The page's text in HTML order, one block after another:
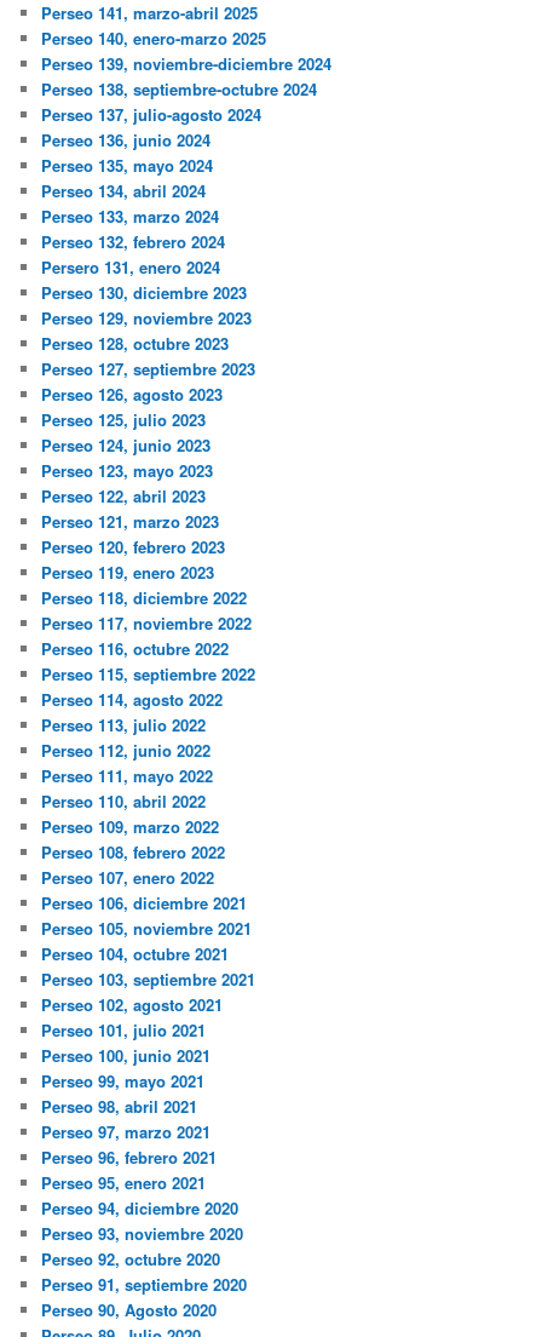
Perseo 141, marzo-abril 2025
Perseo 140, enero-marzo 2025
Perseo 139, noviembre-diciembre 2024
Perseo 138, septiembre-octubre 2024
Perseo 137, julio-agosto 2024
Perseo 136, junio 2024
Perseo 135, mayo 2024
Perseo 134, abril 2024
Perseo 133, marzo 2024
Perseo 132, febrero 2024
Persero 131, enero 2024
Perseo 130, diciembre 2023
Perseo 129, noviembre 2023
Perseo 128, octubre 2023
Perseo 127, septiembre 2023
Perseo 126, agosto 2023
Perseo 125, julio 2023
Perseo 124, junio 2023
Perseo 123, mayo 2023
Perseo 122, abril 2023
Perseo 121, marzo 2023
Perseo 120, febrero 2023
Perseo 119, enero 2023
Perseo 118, diciembre 2022
Perseo 117, noviembre 2022
Perseo 116, octubre 2022
Perseo 115, septiembre 2022
Perseo 114, agosto 2022
Perseo 113, julio 2022
Perseo 112, junio 2022
Perseo 111, mayo 2022
Perseo 110, abril 2022
Perseo 109, marzo 2022
Perseo 108, febrero 2022
Perseo 107, enero 2022
Perseo 106, diciembre 2021
Perseo 105, noviembre 2021
Perseo 104, octubre 2021
Perseo 103, septiembre 2021
Perseo 102, agosto 2021
Perseo 101, julio 2021
Perseo 100, junio 2021
Perseo 99, mayo 2021
Perseo 98, abril 2021
Perseo 97, marzo 2021
Perseo 96, febrero 2021
Perseo 95, enero 2021
Perseo 94, diciembre 2020
Perseo 93, noviembre 2020
Perseo 92, octubre 2020
Perseo 91, septiembre 2020
Perseo 90, Agosto 2020